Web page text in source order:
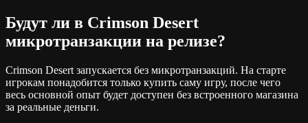
Будут ли в Crimson Desert
микротранзакции на релизе?
Crimson Desert запускается без микротранзакций. На старте
игрокам понадобится только купить саму игру, после чего
весь основной опыт будет доступен без встроенного магазина
за реальные деньги.